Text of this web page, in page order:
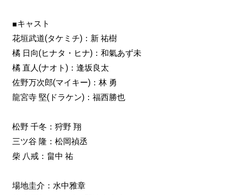
■キャスト
花垣武道(タケミチ)：新 祐樹
橘 日向(ヒナタ・ヒナ)：和氣あず未
橘 直人(ナオト)：逢坂良太
佐野万次郎(マイキー)：林 勇
龍宮寺 堅(ドラケン)：福西勝也
松野 千冬：狩野 翔
三ツ谷 隆：松岡禎丞
柴 八戒：畠中 祐
場地圭介：水中雅章